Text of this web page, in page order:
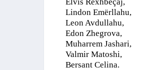
Lindon Emërllahu,
Leon Avdullahu,
Edon Zhegrova,
Muharrem Jashari,
Valmir Matoshi,
Bersant Celina.